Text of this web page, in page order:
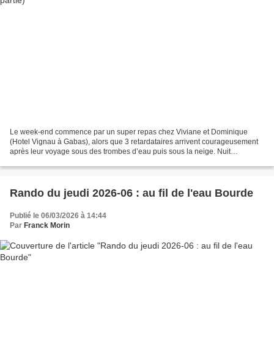
Le week-end commence par un super repas chez Viviane et Dominique
(Hotel Vignau à Gabas), alors que 3 retardataires arrivent courageusement
après leur voyage sous des trombes d’eau puis sous la neige. Nuit
Rando du jeudi 2026-06 : au fil de l'eau Bourde
Publié le 06/03/2026 à 14:44
Par Franck Morin